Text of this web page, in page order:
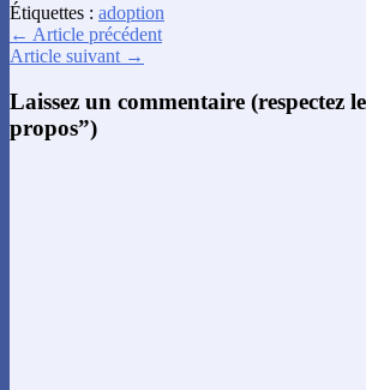
Étiquettes : adoption
← Article précédent
Article suivant →
Laissez un commentaire (respectez
propos”)